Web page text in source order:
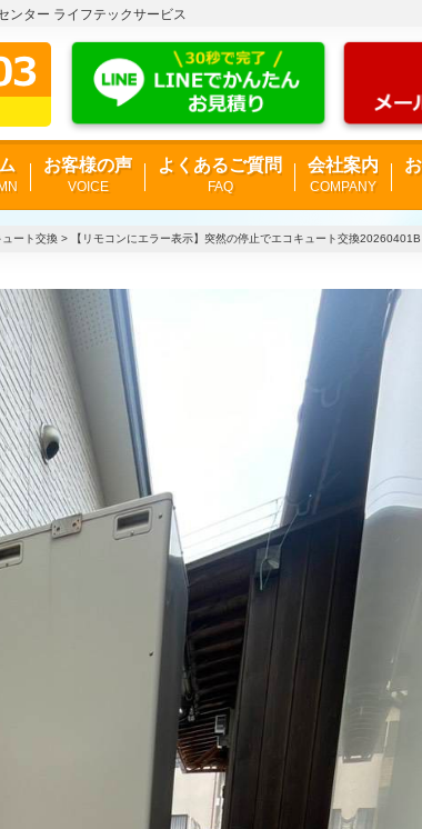
ンター ライフテックサービス
お客様の声
VOICE
よくあるご質問
FAQ
会社案内
COMPANY
ュート交換 > 【リモコンにエラー表示】突然の停止でエコキュート交換20260401B